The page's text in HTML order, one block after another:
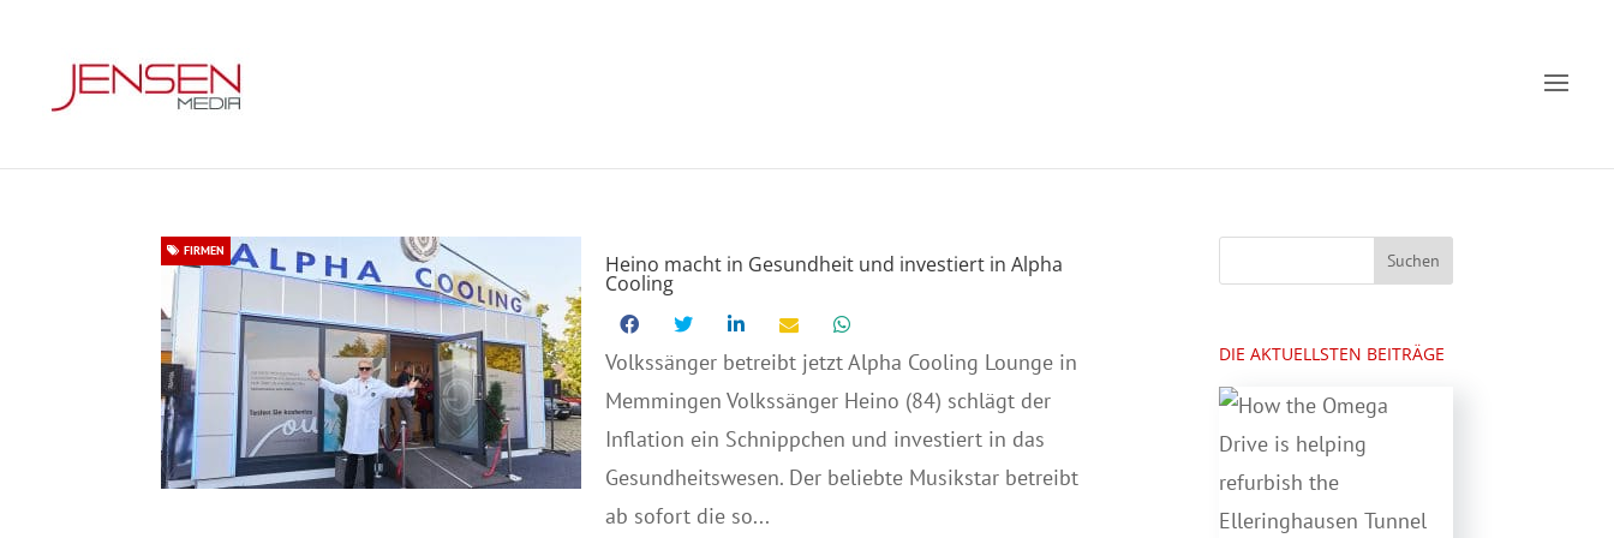
Heino macht in Gesundheit und investiert in Alpha
Cooling
FIRMEN
Volkssänger betreibt jetzt Alpha Cooling Lounge in
Memmingen Volkssänger Heino (84) schlägt der
Inflation ein Schnippchen und investiert in das
Gesundheitswesen. Der beliebte Musikstar betreibt
ab sofort die so...
DIE AKTUELLSTEN BEITRÄGE